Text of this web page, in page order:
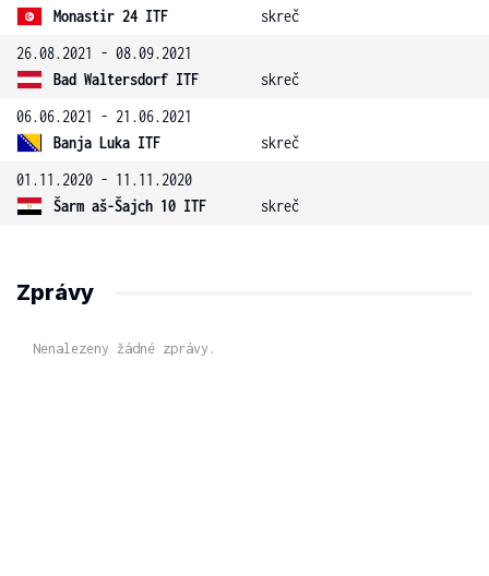
Monastir 24 ITF
skreč
26.08.2021 - 08.09.2021
Bad Waltersdorf ITF
skreč
06.06.2021 - 21.06.2021
Banja Luka ITF
skreč
01.11.2020 - 11.11.2020
Šarm aš-Šajch 10 ITF
skreč
Zprávy
Nenalezeny žádné zprávy.